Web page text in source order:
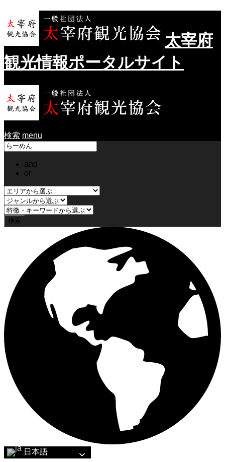
太宰府
観光情報ポータルサイト
検索 menu
and
or
日本語